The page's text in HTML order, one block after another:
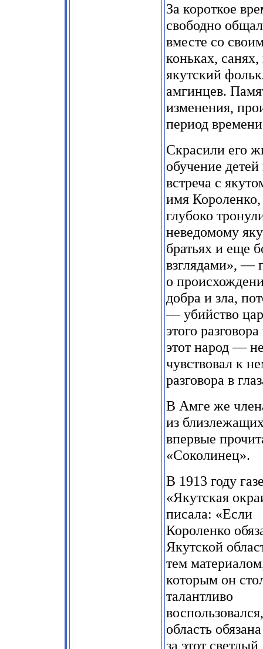
За короткое
свободно
вместе со
коньках,
якутский
амгинцев.
изменения,
период
Скрасили его
обучение
встреча с
имя
глубоко
неведомому
братьях и еще
взглядами», —
о
добра и зла,
— убийство
этого
этот народ —
чувствовал к
разговора в
В Амге же
из
впервые
«Соколинец».
В 1913 году
«Якутская
писала: «Если
Короленко
Якутской
тем
которым он
талантливо
область
за этот